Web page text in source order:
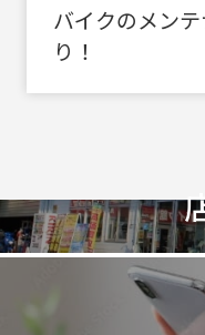
バイクのメン
り！